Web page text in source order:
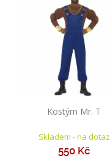
Kostým Mr. T
Skladem - na dotaz
550 Kč